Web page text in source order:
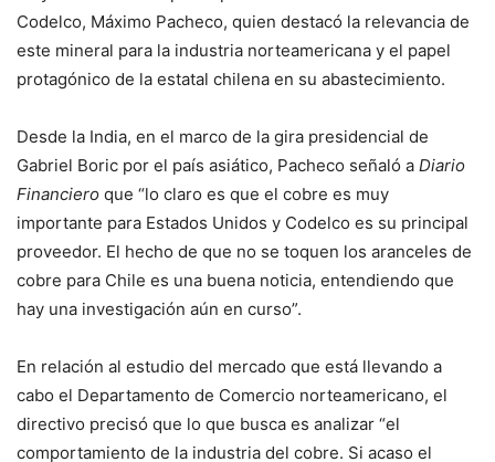
Codelco, Máximo Pacheco, quien destacó la relevancia de
este mineral para la industria norteamericana y el papel
protagónico de la estatal chilena en su abastecimiento.
Desde la India, en el marco de la gira presidencial de
Gabriel Boric por el país asiático, Pacheco señaló a Diario
Financiero que “lo claro es que el cobre es muy
importante para Estados Unidos y Codelco es su principal
proveedor. El hecho de que no se toquen los aranceles de
cobre para Chile es una buena noticia, entendiendo que
hay una investigación aún en curso”.
En relación al estudio del mercado que está llevando a
cabo el Departamento de Comercio norteamericano, el
directivo precisó que lo que busca es analizar “el
comportamiento de la industria del cobre. Si acaso el